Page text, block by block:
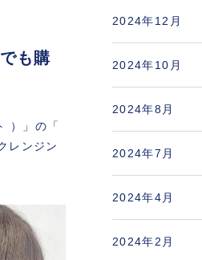
も購
）」の 「
レンジン
2024年12月
2024年10月
2024年8月
2024年7月
2024年4月
2024年2月